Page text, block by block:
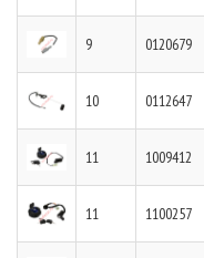
9 0120679
10 0112647
11 1009412
11 1100257